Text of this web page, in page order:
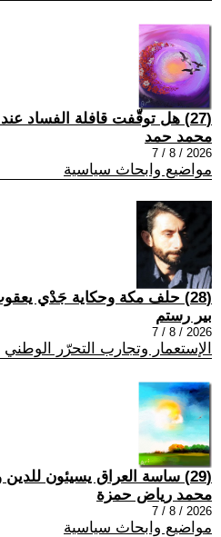
(27) هل توقّفت قافلة الفساد عند أطراف بغداد؟
محمد حمد
2026 / 8 / 7
مواضيع وابحاث سياسية
(28) حلف مكة وحكاية جَدْي يعقوب
بير رستم
2026 / 8 / 7
الإستعمار وتجارب التحرّر الوطني
(29) ساسة العراق يسيئون للدين و مذاهبه
محمد رياض حمزة
2026 / 8 / 7
مواضيع وابحاث سياسية